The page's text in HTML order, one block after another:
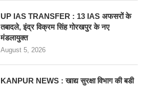
UP IAS TRANSFER : 13 IAS अफसरों के
तबादले, इंद्र विक्रम सिंह गोरखपुर के नए
मंडलायुक्त
August 5, 2026
KANPUR NEWS : खाद्य सुरक्षा विभाग की बडी